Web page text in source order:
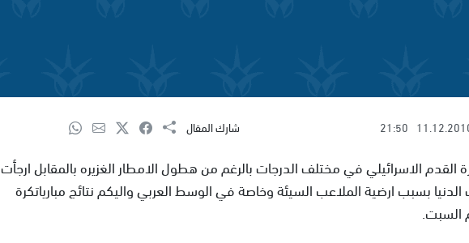
21:50 شارك المقال
القدم الاسرائيلي في مختلف الدرجات بالرغم من هطول الامطار الغزيره بالمقابل ارجأت
بسبب ارضية الملاعب السيئة وخاصة في الوسط العربي واليكم نتائج مبارياتكرة
السبت.